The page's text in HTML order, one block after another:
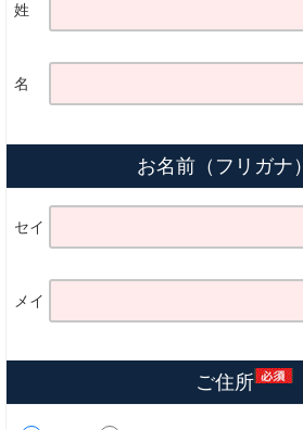
姓
名
お名前（フリガナ）
セイ
メイ
ご住所